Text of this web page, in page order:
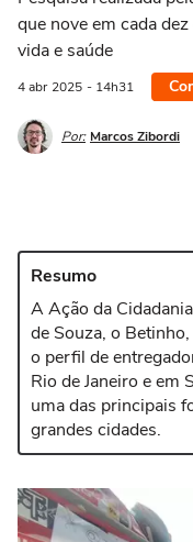
que nove em cada
vida e saúde
4 abr 2025 - 14h31
Por: Marcos Zibordi
Resumo
A Ação da
de Souza, o
o perfil de
Rio de Janeiro e em
uma das principais
grandes cidades.